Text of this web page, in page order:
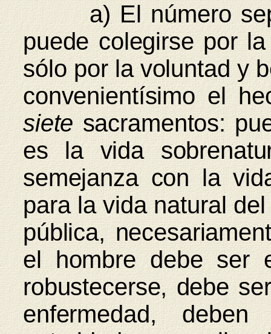
a) El número
puede colegirse por
sólo por la voluntad y
convenientísimo el
siete sacramentos:
es la vida
semejanza con la
para la vida natural
pública,
el hombre debe ser
robustecerse, debe
enfermedad,